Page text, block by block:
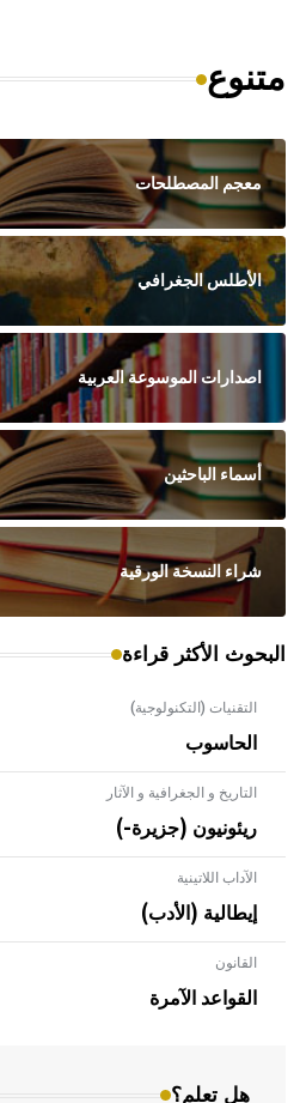
متنوع
معجم المصطلحات
الأطلس الجغرافي
اصدارات الموسوعة العربية
أسماء الباحثين
شراء النسخة الورقية
البحوث الأكثر قراءة
التقنيات (التكنولوجية)
الحاسوب
التاريخ و الجغرافية و الآثار
ريئونيون (جزيرة-)
الآداب اللاتينية
إيطالية (الأدب)
القانون
القواعد الآمرة
هل تعلم؟
- هل تعلم أن الأبلق نوع من
بالعمارة الإسلامية في بلاد
المعمار على بناء مداميكه وخاصة